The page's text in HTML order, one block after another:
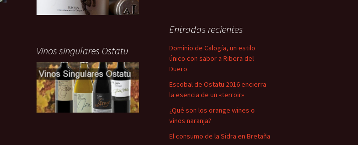
Entradas recientes
Dominio de Calogía, un estilo
único con sabor a Ribera del
Duero
Escobal de Ostatu 2016 encierra
la esencia de un «terroir»
¿Qué son los orange wines o
vinos naranja?
El consumo de la Sidra en Bretaña
Vinos singulares Ostatu